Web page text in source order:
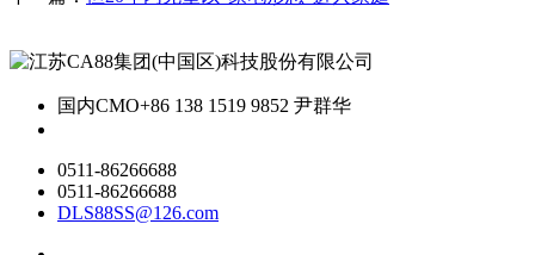
国内CMO+86 138 1519 9852 尹群华
0511-86266688
0511-86266688
DLS88SS@126.com